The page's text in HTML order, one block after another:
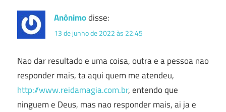
Anônimodisse:
13 de junho de 2022 às 22:45
Nao dar resultado e uma coisa, outra e a pessoa nao
responder mais, ta aqui quem me atendeu,
http://www.reidamagia.com.br, entendo que
ninguem e Deus, mas nao responder mais, ai ja e